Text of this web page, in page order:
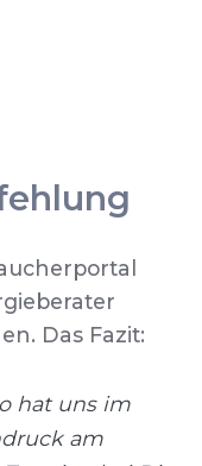
Das Fazit:
hat uns im
am